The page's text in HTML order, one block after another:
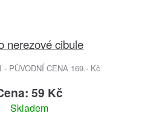
nerezové cibule
- PŮVODNÍ CENA 169.- Kč
59 Kč
Skladem